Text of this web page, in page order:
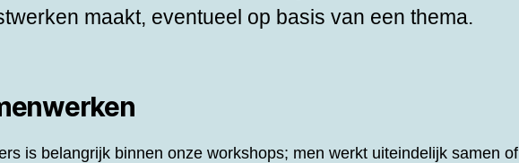
maakt, eventueel op basis van een thema.
is belangrijk binnen onze workshops; men werkt uiteindelijk samen of